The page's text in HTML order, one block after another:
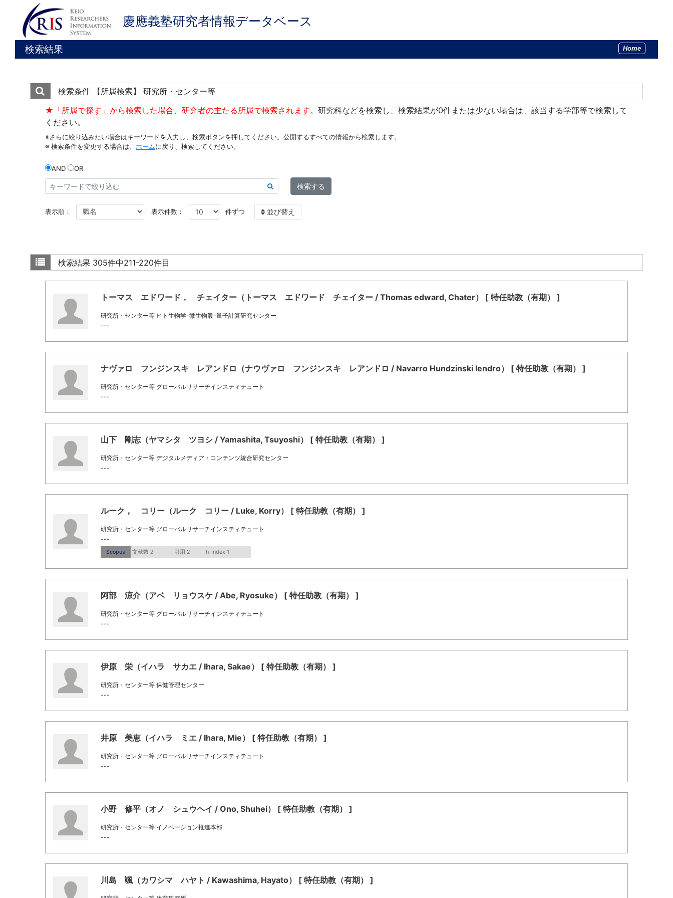
慶應義塾研究者情報データベース
検索結果 Home
検索条件
【所属検索】 研究所・センター等
★「所属で探す」から検索した場合、研究者の主たる所属で検索されます。 研究科などを検索し、検索結果が0件または少ない場合は、該当する学部等で検索して
ください。
※さらに絞り込みたい場合はキーワードを入力し、検索ボタンを押してください。公開するすべての情報から検索します。
※ 検索条件を変更する場合は、 ホームに戻り、検索してください。
AND OR
検索する
表示順： 表示件数： 件ずつ 並び替え
検索結果 305件中211-220件目
トーマス エドワード， チェイター（トーマス エドワード チェイター / Thomas edward, Chater） [ 特任助教（有期） ]
研究所・センター等 ヒト生物学-微生物叢-量子計算研究センター
---
ナヴァロ フンジンスキ レアンドロ（ナウヴァロ フンジンスキ レアンドロ / Navarro Hundzinski lendro） [ 特任助教（有期） ]
研究所・センター等 グローバルリサーチインスティテュート
---
山下 剛志（ヤマシタ ツヨシ / Yamashita, Tsuyoshi） [ 特任助教（有期） ]
研究所・センター等 デジタルメディア・コンテンツ統合研究センター
---
ルーク， コリー（ルーク コリー / Luke, Korry） [ 特任助教（有期） ]
研究所・センター等 グローバルリサーチインスティテュート
---
Scopus 文献数 2 引用 2 h-Index 1
阿部 涼介（アベ リョウスケ / Abe, Ryosuke） [ 特任助教（有期） ]
研究所・センター等 グローバルリサーチインスティテュート
---
伊原 栄（イハラ サカエ / Ihara, Sakae） [ 特任助教（有期） ]
研究所・センター等 保健管理センター
---
井原 美恵（イハラ ミエ / Ihara, Mie） [ 特任助教（有期） ]
研究所・センター等 グローバルリサーチインスティテュート
---
小野 修平（オノ シュウヘイ / Ono, Shuhei） [ 特任助教（有期） ]
研究所・センター等 イノベーション推進本部
---
川島 颯（カワシマ ハヤト / Kawashima, Hayato） [ 特任助教（有期） ]